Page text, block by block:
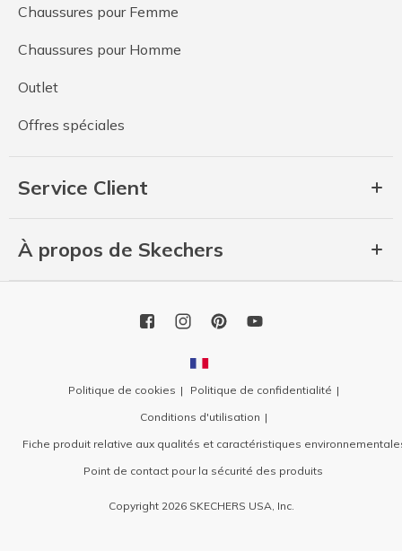
Chaussures pour Femme
Chaussures pour Homme
Outlet
Offres spéciales
Service Client
À propos de Skechers
Politique de cookies
Politique de confidentialité
Conditions d'utilisation
Fiche produit relative aux qualités et caractéristiques
Point de contact pour la sécurité des produits
Copyright 2026 SKECHERS USA, Inc.